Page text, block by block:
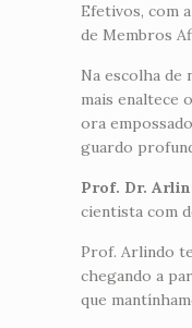
Efetivos, com
de Membros
Na escolha de
mais enaltece
ora
guardo
Prof. Dr.
cientista com
Prof. Arlindo
chegando a
que